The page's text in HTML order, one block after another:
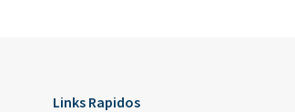
Links Rapidos